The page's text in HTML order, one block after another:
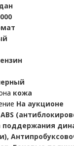
кожа
На аукционе
ABS
поддержания